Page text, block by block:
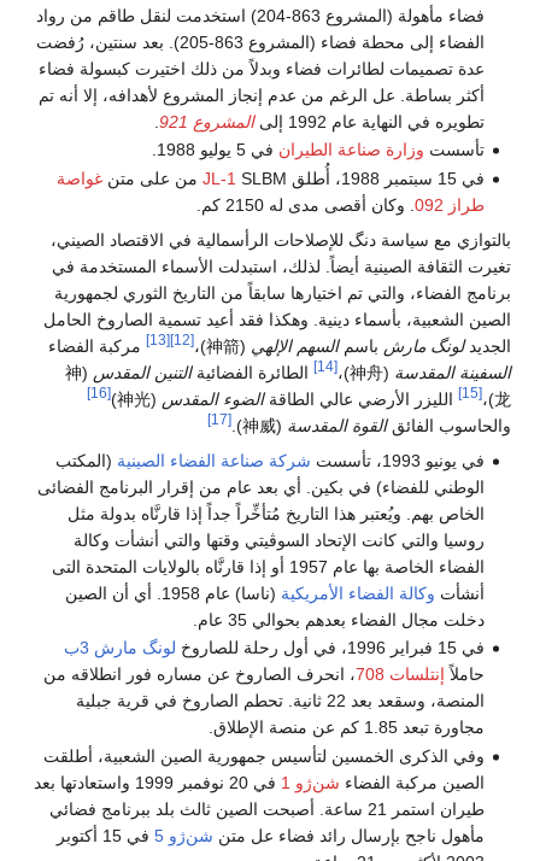
فضاء مأهولة (المشروع 863-204) استخدمت لنقل طاقم من رواد
الفضاء إلى محطة فضاء (المشروع 863-205). بعد سنتين، رُفضت
عدة تصميمات لطائرات فضاء وبدلاً من ذلك اختيرت كبسولة فضاء
أكثر بساطة. عل الرغم من عدم إنجاز المشروع لأهدافه، إلا أنه تم
تطويره في النهاية عام 1992 إلى
المشروع 921
تأسست وزارة صناعة الطيران في 5 يوليو 1988.
في 15 سبتمبر 1988، أُطلق
JL-1 SLBM من على متن
غواصة
طراز 092
. وكان أقصى مدى له 2150 كم.
بالتوازي مع سياسة دنگ للإصلاحات الرأسمالية في الاقتصاد الصيني،
تغيرت الثقافة الصينية أيضاً. لذلك، استبدلت الأسماء المستخدمة في
برنامج الفضاء، والتي تم اختيارها سابقاً من التاريخ الثوري لجمهورية
الصين الشعبية، بأسماء دينية. وهكذا فقد أعيد تسمية الصاروخ الحامل
الجديدلونگ مارش باسمالسهم الإلهي (神箭)، [12]
[13]
مركبة الفضاء
السفينة المقدسة (神舟)، [14] الطائرة الفضائيةالتنين المقدس
(神
龙)،
[15] الليزر الأرضي عالي الطاقةالضوء المقدس (神光)
[16]
والحاسوب الفائقالقوة المقدسة (神威).
[17]
في يونيو 1993، تأسست شركة صناعة الفضاء الصينية (المكتب
الوطني للفضاء) في بكين. أي بعد عام من إقرار البرنامج الفضائى
الخاص بهم. ويُعتبر هذا التاريخ مُتأخِّراً جداً إذا قارنَّاه بدولة مثل
روسيا والتي كانت الإتحاد السوڤيتي وقتها والتي أنشأت وكالة
الفضاء الخاصة بها عام 1957 أو إذا قارنَّاه بالولايات المتحدة التى
أنشأت وكالة الفضاء الأمريكية
(ناسا) عام 1958. أي أن الصين
دخلت مجال الفضاء بعدهم بحوالي 35 عام.
في 15 فبراير 1996، في أول رحلة للصاروخ
لونگ مارش 3ب
حاملاً إنتلسات 708
، انحرف الصاروخ عن مساره فور انطلاقه من
المنصة، وسقعد بعد 22 ثانية. تحطم الصاروخ في قرية جبلية
مجاورة تبعد 1.85 كم عن منصة الإطلاق.
وفي الذكرى الخمسين لتأسيس جمهورية الصين الشعبية، أطلقت
الصين مركبة الفضاء شن‌ژو 1
في 20 نوفمبر 1999 واستعادتها بعد
طيران استمر 21 ساعة. أصبحت الصين ثالث بلد ببرنامج فضائي
مأهول ناجح بإرسال رائد فضاء عل متن شن‌ژو 5
في 15 أكتوبر